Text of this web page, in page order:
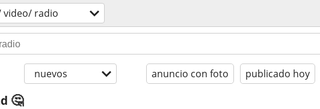
video/ radio
nuevos anuncio con foto publicado hoy